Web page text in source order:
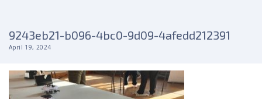
9243eb21-b096-4bc0-9d09-4afedd212391
April 19, 2024